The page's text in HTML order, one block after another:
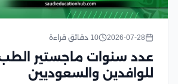
2026-07-28 10 دقائق قراءة
عدد سنوات ماجستير
للوافدين والسعوديين